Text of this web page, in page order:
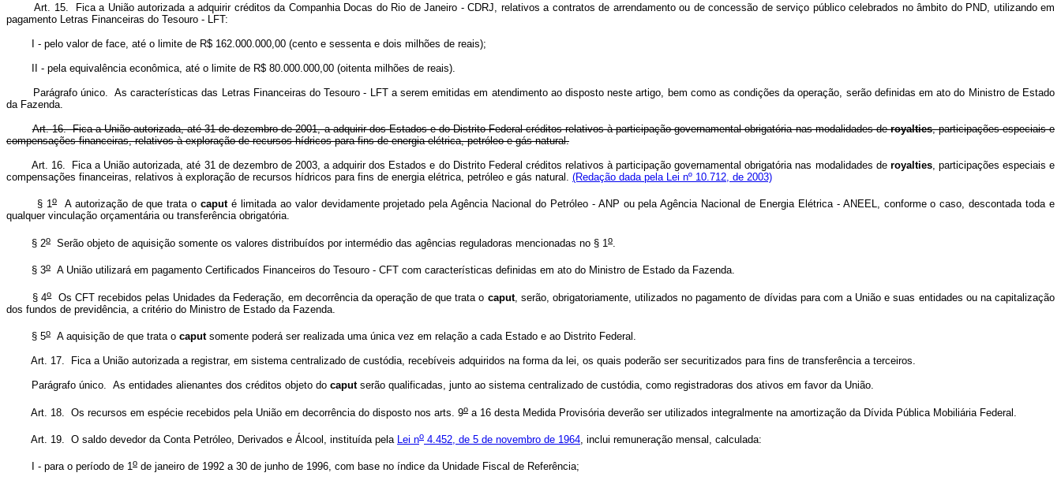
Art. 15. Fica a União autorizada a adquirir créditos da Companhia Docas do Rio de Janeiro - CDRJ, relativos a contratos de arrendamento ou de concessão de serviço público celebrados no âmbito do PND, utilizando em
pagamento Letras Financeiras do Tesouro - LFT:
I - pelo valor de face, até o limite de R$ 162.000.000,00 (cento e sessenta e dois milhões de reais);
II - pela equivalência econômica, até o limite de R$ 80.000.000,00 (oitenta milhões de reais).
Parágrafo único. As características das Letras Financeiras do Tesouro - LFT a serem emitidas em atendimento ao disposto neste artigo, bem como as condições da operação, serão definidas em ato do Ministro de Estado
da Fazenda.
Art. 16. Fica a União autorizada, até 31 de dezembro de 2001, a adquirir dos Estados e do Distrito Federal créditos relativos à participação governamental obrigatória nas modalidades deroyalties, participações especiais e
compensações financeiras, relativos à exploração de recursos hídricos para fins de energia elétrica, petróleo e gás natural.
Art. 16. Fica a União autorizada, até 31 de dezembro de 2003, a adquirir dos Estados e do Distrito Federal créditos relativos à participação governamental obrigatória nas modalidades de royalties, participações especiais e
compensações financeiras, relativos à exploração de recursos hídricos para fins de energia elétrica, petróleo e gás natural. (Redação dada pela Lei nº 10.712, de 2003)
§ 1o A autorização de que trata ocaputé limitada ao valor devidamente projetado pela Agência Nacional do Petróleo - ANP ou pela Agência Nacional de Energia Elétrica - ANEEL, conforme o caso, descontada toda e
qualquer vinculação orçamentária ou transferência obrigatória.
§ 2o Serão objeto de aquisição somente os valores distribuídos por intermédio das agências reguladoras mencionadas no § 1 o
§ 3o A União utilizará em pagamento Certificados Financeiros do Tesouro - CFT com características definidas em ato do Ministro de Estado da Fazenda.
§ 4oOs CFT recebidos pelas Unidades da Federação, em decorrência da operação de que trata o caput, serão, obrigatoriamente, utilizados no pagamento de dívidas para com a União e suas entidades ou na capitalização
dos fundos de previdência, a critério do Ministro de Estado da Fazenda.
§ 5o A aquisição de que trata o caputsomente poderá ser realizada uma única vez em relação a cada Estado e ao Distrito Federal.
Art. 17. Fica a União autorizada a registrar, em sistema centralizado de custódia, recebíveis adquiridos na forma da lei, os quais poderão ser securitizados para fins de transferência a terceiros.
Parágrafo único. As entidades alienantes dos créditos objeto do caputserão qualificadas, junto ao sistema centralizado de custódia, como registradoras dos ativos em favor da União.
Art. 18. Os recursos em espécie recebidos pela União em decorrência do disposto nos arts. 9o a 16 desta Medida Provisória deverão ser utilizados integralmente na amortização da Dívida Pública Mobiliária Federal.
Art. 19. O saldo devedor da Conta Petróleo, Derivados e Álcool, instituída pela Lei no 4.452, de 5 de novembro de 1964 , inclui remuneração mensal, calculada:
I - para o período de 1o de janeiro de 1992 a 30 de junho de 1996, com base no índice da Unidade Fiscal de Referência;